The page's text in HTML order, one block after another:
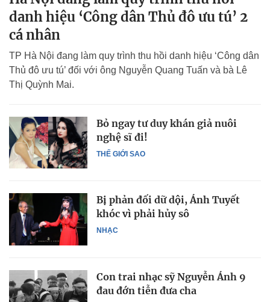
danh hiệu ‘Công dân Thủ đô ưu tú’ 2
cá nhân
TP Hà Nội đang làm quy trình thu hồi danh hiệu ‘Công dân
Thủ đô ưu tú’ đối với ông Nguyễn Quang Tuấn và bà Lê
Thị Quỳnh Mai.
THẾ GIỚI SAO
Bỏ ngay tư duy khán giả nuôi
nghệ sĩ đi!
NHẠC
Bị phản đối dữ dội, Ánh Tuyết
khóc vì phải hủy sô
Con trai nhạc sỹ Nguyễn Ánh 9
đau đớn tiễn đưa cha